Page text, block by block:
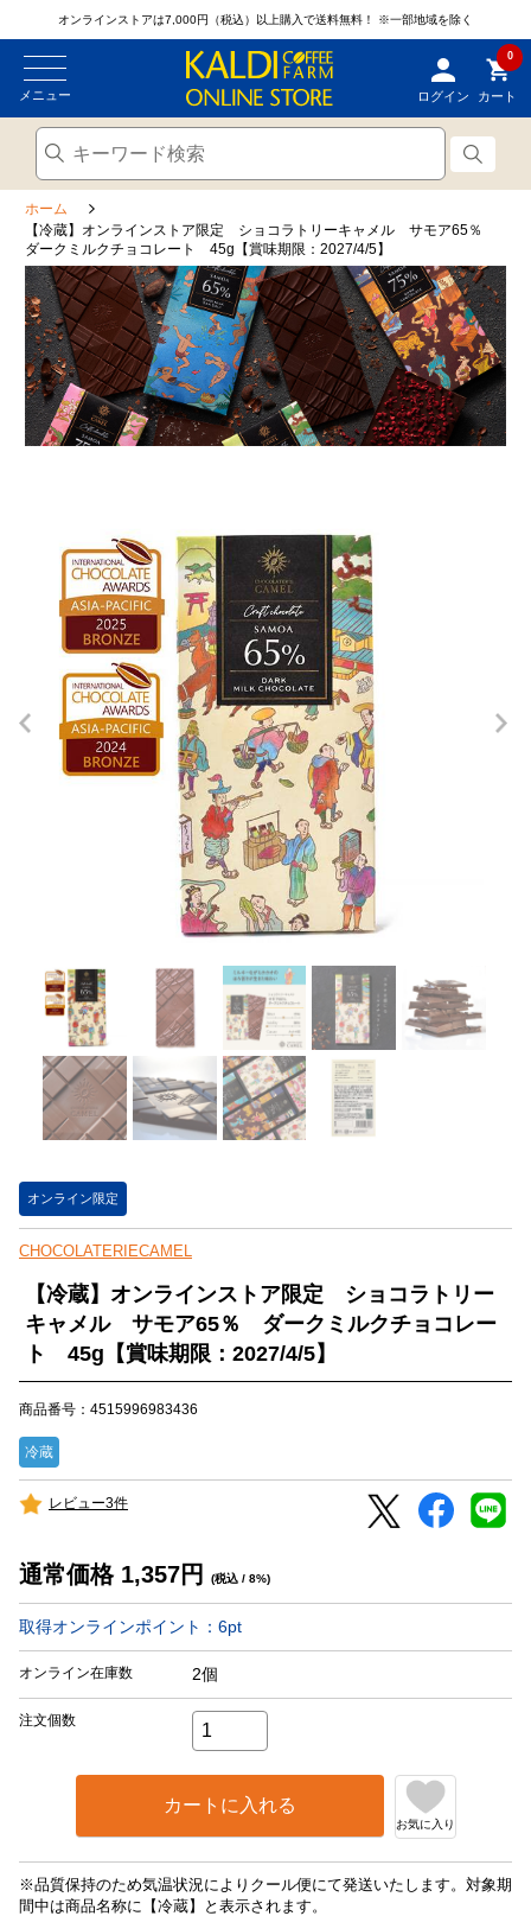
オンラインストアは7,000円（税込）以上購入で送料無料！ ※一部地域を除く
メニュー ログイン
0
カート
ホーム
【冷蔵】オンラインストア限定 ショコラトリーキャメル サモア65％
ダークミルクチョコレート 45g【賞味期限：2027/4/5】
オンライン限定
CHOCOLATERIECAMEL
【冷蔵】オンラインストア限定 ショコラトリー
キャメル サモア65％ ダークミルクチョコレー
ト 45g【賞味期限：2027/4/5】
商品番号：4515996983436
冷蔵
レビュー3件
通常価格 1,357円 (税込 / 8%)
取得オンラインポイント： 6pt
オンライン在庫数 2個
注文個数
カートに入れる
お気に入り
※品質保持のため気温状況によりクール便にて発送いたします。対象期
間中は商品名称に【冷蔵】と表示されます。